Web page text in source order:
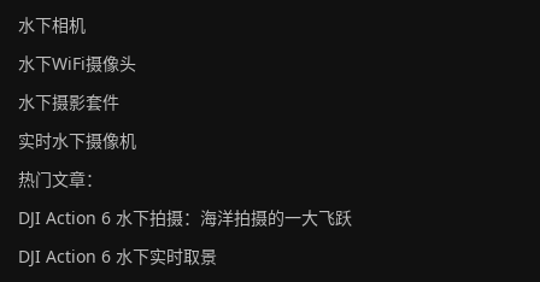
水下相机
水下WiFi摄像头
水下摄影套件
实时水下摄像机
热门文章：
DJI Action 6 水下拍摄：海洋拍摄的一大飞跃
DJI Action 6 水下实时取景